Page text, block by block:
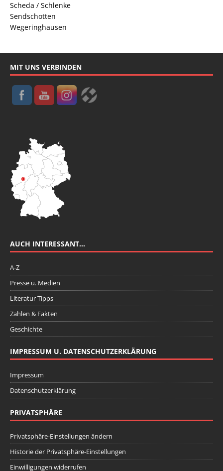
Scheda / Schlenke
Sendschotten
Wegeringhausen
MIT UNS VERBINDEN
AUCH INTERESSANT…
A-Z
Presse u. Medien
Literatur Tipps
Zahlen & Fakten
Geschichte
IMPRESSUM U. DATENSCHUTZERKLÄRUNG
Impressum
Datenschutzerklärung
PRIVATSPHÄRE
Privatsphäre-Einstellungen ändern
Historie der Privatsphäre-Einstellungen
Einwilligungen widerrufen